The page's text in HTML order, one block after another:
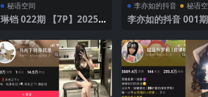
秘语空间
琳铛 022期 【7P】2025
李亦如的抖音 秘语
李亦如的抖音 001期 【22